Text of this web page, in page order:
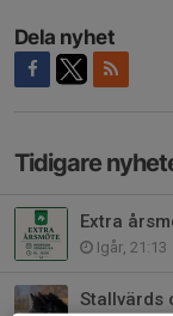
Dela nyhet
Tidigare
Extra
Igår, 21:13
Stallvärds